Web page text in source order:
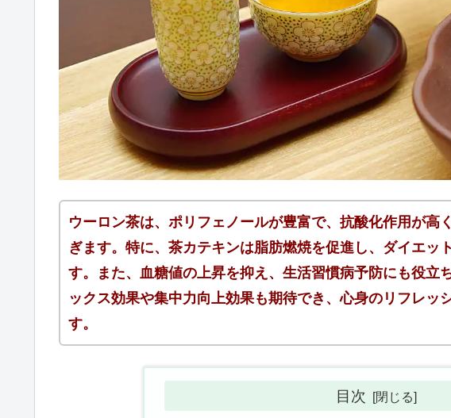
ウーロン茶は、ポリフェノールが豊富で、抗酸化作用が高
ぎます。特に、茶カテキンは脂肪燃焼を促進し、ダイエッ
す。また、血糖値の上昇を抑え、生活習慣病予防にも役立
ックス効果や集中力向上効果も期待でき、心身のリフレッ
す。
目次